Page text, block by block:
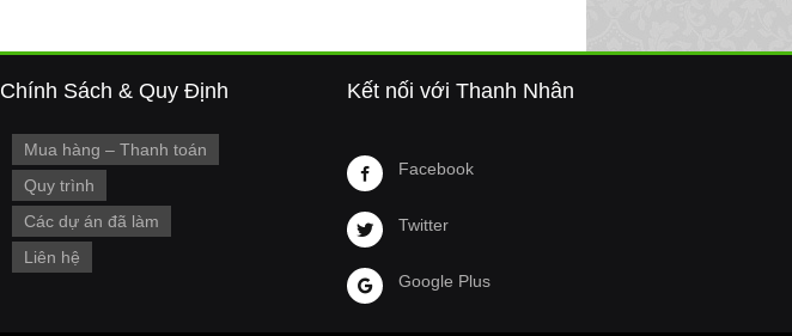
Chính Sách & Quy Định
Mua hàng – Thanh toán
Quy trình
Các dự án đã làm
Liên hệ
Kết nối với Thanh Nhân
Facebook
Twitter
Google Plus